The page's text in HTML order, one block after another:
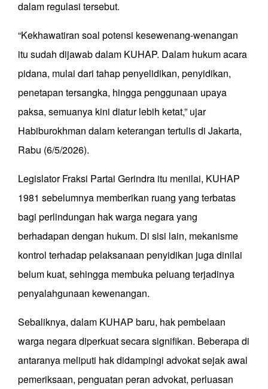
dalam regulasi tersebut.
“Kekhawatiran soal potensi kesewenang-wenangan
itu sudah dijawab dalam KUHAP. Dalam hukum acara
pidana, mulai dari tahap penyelidikan, penyidikan,
penetapan tersangka, hingga penggunaan upaya
paksa, semuanya kini diatur lebih ketat,” ujar
Habiburokhman dalam keterangan tertulis di Jakarta,
Rabu (6/5/2026).
Legislator Fraksi Partai Gerindra itu menilai, KUHAP
1981 sebelumnya memberikan ruang yang terbatas
bagi perlindungan hak warga negara yang
berhadapan dengan hukum. Di sisi lain, mekanisme
kontrol terhadap pelaksanaan penyidikan juga dinilai
belum kuat, sehingga membuka peluang terjadinya
penyalahgunaan kewenangan.
Sebaliknya, dalam KUHAP baru, hak pembelaan
warga negara diperkuat secara signifikan. Beberapa di
antaranya meliputi hak didampingi advokat sejak awal
pemeriksaan, penguatan peran advokat, perluasan